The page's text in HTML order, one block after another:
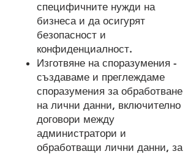
специфичните нужди на
бизнеса и да осигурят
безопасност и
конфиденциалност.
Изготвяне на споразумения -
създаваме и преглеждаме
споразумения за обработване
на лични данни, включително
договори между
администратори и
обработващи лични данни, за